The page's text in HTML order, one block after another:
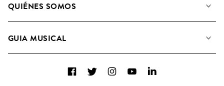
Buscar
QUIÉNES SOMOS
Candidaturas Nuevos Compositores
GUIA MUSICAL
FacebookTwitterInstagramYouTubeLinkedIn